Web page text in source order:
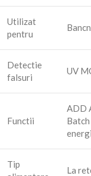
Utilizat
pentru
Detectie
falsuri
UV
Functii
ADD
Tip
La